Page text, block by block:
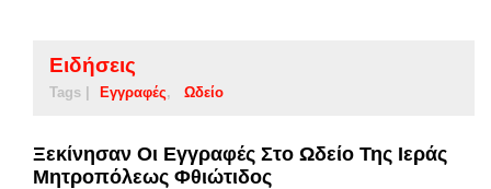
Ειδήσεις
Tags | Εγγραφές Ωδείο
Ξεκίνησαν Οι Εγγραφές Στο Ωδείο Της Ιεράς
Μητροπόλεως Φθιώτιδος